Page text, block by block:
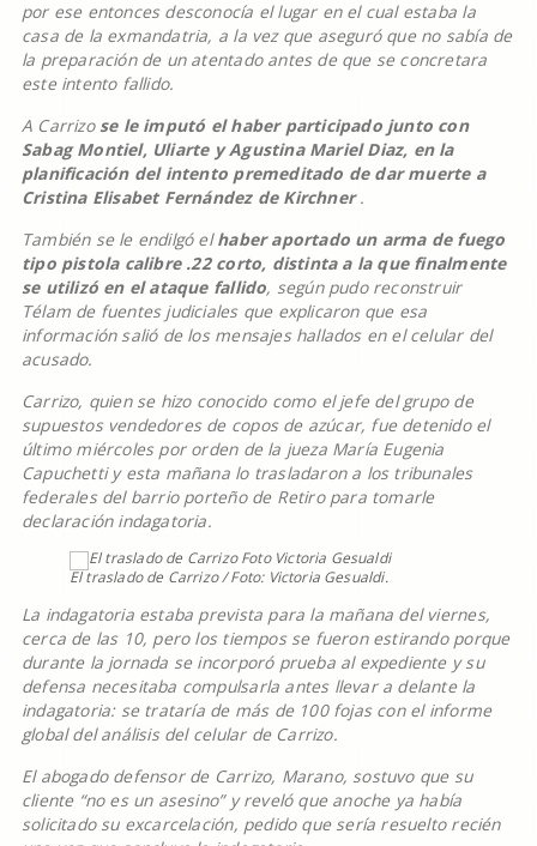
por ese entonces desconocía el lugar en el cual estaba la
casa de la exmandatria, a la vez que aseguró que no sabía de
la preparación de un atentado antes de que se concretara
este intento fallido.
A Carrizo se le imputó el haber participado junto con
Sabag Montiel, Uliarte y Agustina Mariel Diaz, en la
planificación del intento premeditado de dar muerte a
Cristina Elisabet Fernández de Kirchner.
También se le endilgó elhaber aportado un arma de fuego
tipo pistola calibre .22 corto, distinta a la que finalmente
se utilizó en el ataque fallido, según pudo reconstruir
Télam de fuentes judiciales que explicaron que esa
información salió de los mensajes hallados en el celular del
acusado.
Carrizo, quien se hizo conocido como el jefe del grupo de
supuestos vendedores de copos de azúcar, fue detenido el
último miércoles por orden de la jueza María Eugenia
Capuchetti y esta mañana lo trasladaron a los tribunales
federales del barrio porteño de Retiro para tomarle
declaración indagatoria.
El traslado de Carrizo / Foto: Victoria Gesualdi.
La indagatoria estaba prevista para la mañana del viernes,
cerca de las 10, pero los tiempos se fueron estirando porque
durante la jornada se incorporó prueba al expediente y su
defensa necesitaba compulsarla antes llevar a delante la
indagatoria: se trataría de más de 100 fojas con el informe
global del análisis del celular de Carrizo.
El abogado defensor de Carrizo, Marano, sostuvo que su
cliente “no es un asesino” y reveló que anoche ya había
solicitado su excarcelación, pedido que sería resuelto recién